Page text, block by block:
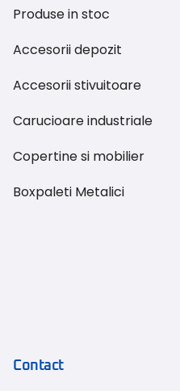
Produse in stoc
Accesorii depozit
Accesorii stivuitoare
Carucioare industriale
Copertine si mobilier
Boxpaleti Metalici
Contact